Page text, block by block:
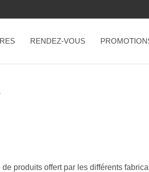
RENDEZ-VOUS
produits offert par les différents